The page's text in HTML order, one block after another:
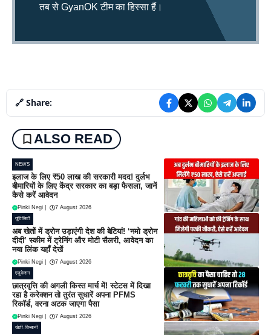
तब से GyanOK टीम का हिस्सा हैं।
🔗 Share:
ALSO READ
NEWS
इलाज के लिए ₹50 लाख की सरकारी मदद! दुर्लभ
बीमारियों के लिए केंद्र सरकार का बड़ा फैसला, जानें
कैसे करें आवेदन
Pinki Negi 7 August 2026
यूटिलिटी
अब खेतों में ड्रोन उड़ाएंगी देश की बेटियां! ‘नमो ड्रोन
दीदी’ स्कीम में ट्रेनिंग और मोटी सैलरी, आवेदन का
नया लिंक यहाँ देखें
Pinki Negi 7 August 2026
एजुकेशन
छात्रवृत्ति की अगली किस्त मार्च में! स्टेटस में दिखा
रहा है करेक्शन तो तुरंत सुधारें अपना PFMS
रिकॉर्ड, वरना अटक जाएगा पैसा
Pinki Negi 7 August 2026
खेती-किसानी